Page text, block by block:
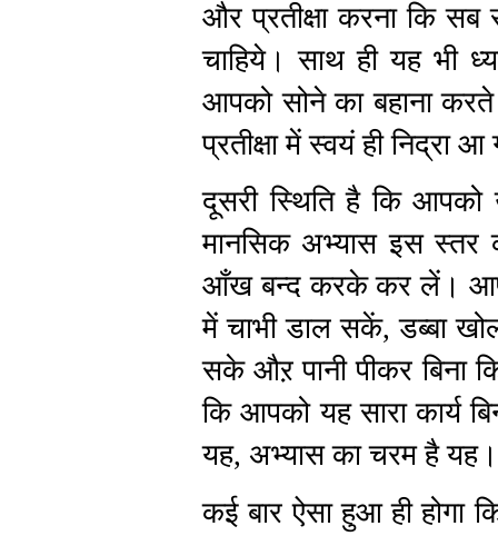
और प्रतीक्षा करना कि
चाहिये। साथ ही यह भी
आपको सोने का बहाना
प्रतीक्षा में स्वयं ही निद्रा आ
दूसरी स्थिति है कि
मानसिक अभ्यास इस स्तर
आँख बन्द करके कर लें।
में चाभी डाल सकें, डब्बा
सके औऱ पानी पीकर बिना
कि आपको यह सारा कार्य
यह, अभ्यास का चरम है यह।
कई बार ऐसा हुआ ही होगा